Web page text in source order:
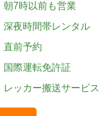
朝7時以前も営業
深夜時間帯レンタル
直前予約
国際運転免許証
レッカー搬送サービス